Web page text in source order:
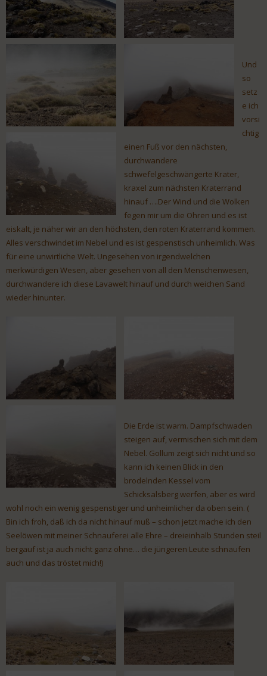
Und
so
setz
e ich
vorsi
chtig
einen Fuß vor den nächsten,
durchwandere
schwefelgeschwängerte Krater,
kraxel zum nächsten Kraterrand
hinauf ….Der Wind und die Wolken
fegen mir um die Ohren und es ist
eiskalt, je näher wir an den höchsten, den roten Kraterrand kommen.
Alles verschwindet im Nebel und es ist gespenstisch unheimlich. Was
für eine unwirtliche Welt. Ungesehen von irgendwelchen
merkwürdigen Wesen, aber gesehen von all den Menschenwesen,
durchwandere ich diese Lavawelt hinauf und durch weichen Sand
wieder hinunter.
Die Erde ist warm. Dampfschwaden
steigen auf, vermischen sich mit dem
Nebel. Gollum zeigt sich nicht und so
kann ich keinen Blick in den
brodelnden Kessel vom
Schicksalsberg werfen, aber es wird
wohl noch ein wenig gespenstiger und unheimlicher da oben sein. (
Bin ich froh, daß ich da nicht hinauf muß – schon jetzt mache ich den
Seelöwen mit meiner Schnauferei alle Ehre – dreieinhalb Stunden steil
bergauf ist ja auch nicht ganz ohne… die jüngeren Leute schnaufen
auch und das tröstet mich!)